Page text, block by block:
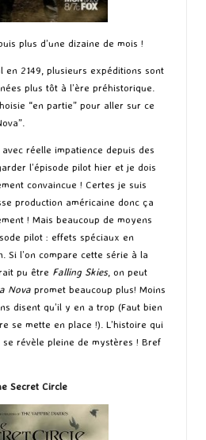
plus d’une dizaine de mois !
en 2149, plusieurs expéditions sont
plus tôt à l’ère préhistorique.
“en partie” pour aller sur ce
avec réelle impatience depuis des
l’épisode pilot hier et je dois
convaincue ! Certes je suis
production américaine donc ça
! Mais beaucoup de moyens
pilot : effets spéciaux en
Si l’on compare cette série à la
pu être Falling Skies, on peut
Nova promet beaucoup plus! Moins
disent qu’il y en a trop (Faut bien
se mette en place !). L’histoire qui
révèle pleine de mystères ! Bref
Secret Circle